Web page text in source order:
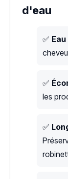
d'eau
✅
✅
les
✅